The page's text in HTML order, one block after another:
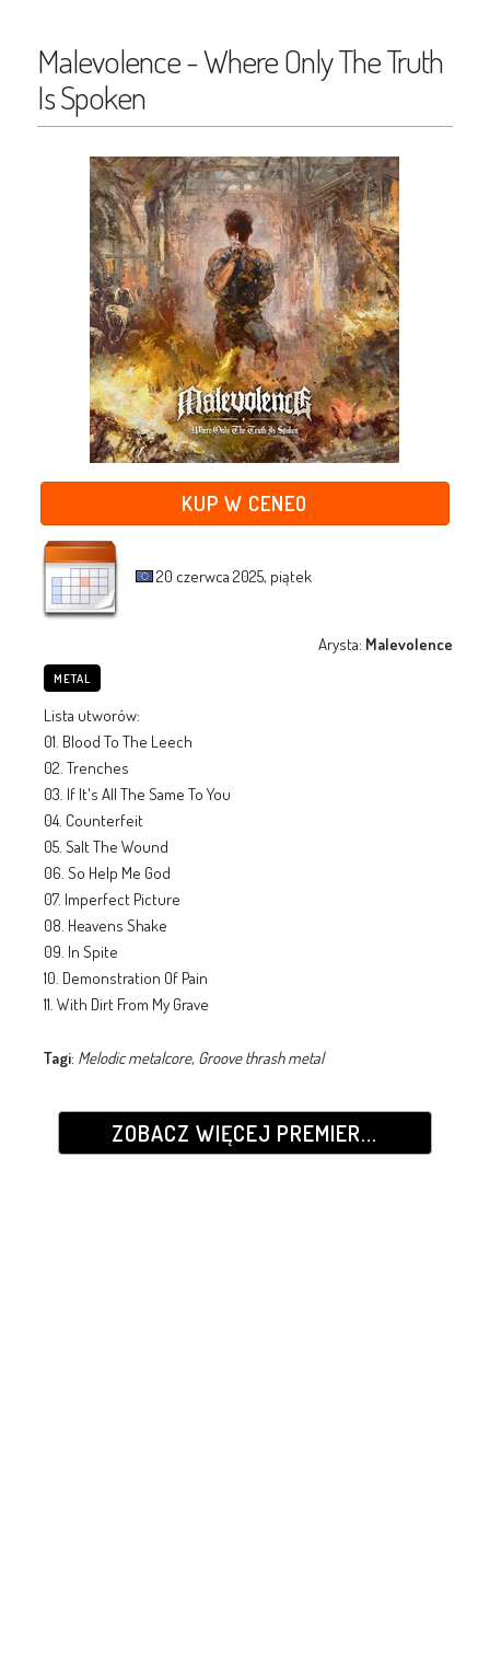
Malevolence - Where Only The Truth
Is Spoken
KUP W CENEO
20 czerwca 2025, piątek
Arysta: Malevolence
METAL
Lista utworów:
01. Blood To The Leech
02. Trenches
03. If It's All The Same To You
04. Counterfeit
05. Salt The Wound
06. So Help Me God
07. Imperfect Picture
08. Heavens Shake
09. In Spite
10. Demonstration Of Pain
11. With Dirt From My Grave
Tagi: Melodic metalcore, Groove thrash metal
ZOBACZ WIĘCEJ PREMIER...